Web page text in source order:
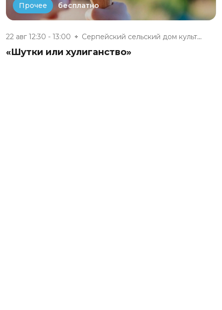
Прочее бесплатно
22 авг 12:30 - 13:00 Серпейский сельский дом культу...
«Шутки или хулиганство»